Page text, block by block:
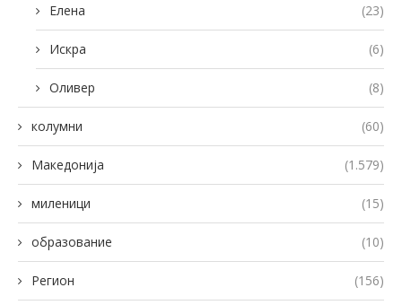
Елена (23)
Искра (6)
Оливер (8)
колумни (60)
Македонија (1.579)
миленици (15)
образование (10)
Регион (156)